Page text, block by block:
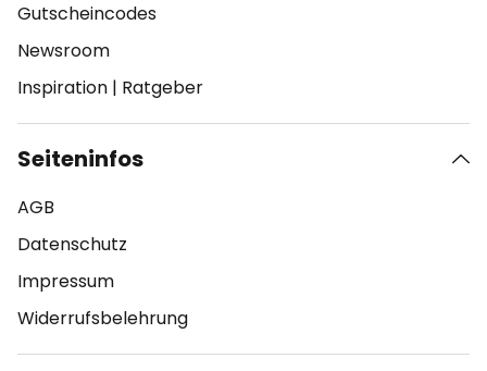
Gutscheincodes
Newsroom
Inspiration | Ratgeber
Seiteninfos
AGB
Datenschutz
Impressum
Widerrufsbelehrung